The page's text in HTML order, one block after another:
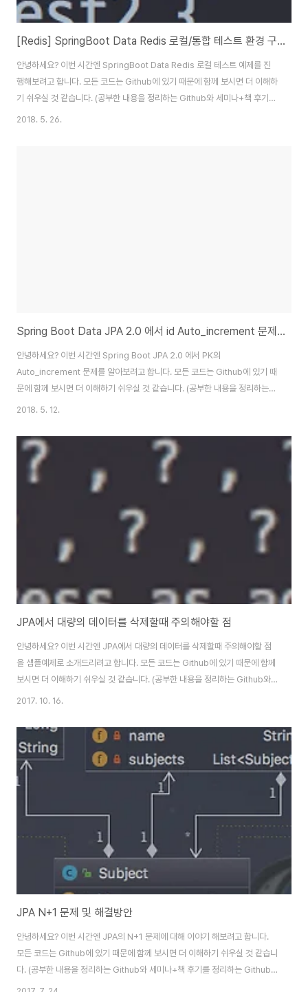
[Redis] SpringBoot Data Redis 로컬/통합 테스트 환경 구축하기
안녕하세요? 이번 시간엔 SpringBoot Data Redis 로컬 테스트 예제를 진
행해보려고 합니다. 모든 코드는 Github에 있기 때문에 함께 보시면 더 이해하
기 쉬우실 것 같습니다. (공부한 내용을 정리하는 Github와 세미나+책 후기를
정리하는 Github, 이 모든 내용을 담고 있는 블로그가 있습니다. ) 들어가며 회
2018. 5. 26.
Spring Boot Data JPA 2.0 에서 id Auto_increment 문제 해결
안녕하세요? 이번 시간엔 Spring Boot JPA 2.0 에서 PK의
Auto_increment 문제를 알아보려고 합니다. 모든 코드는 Github에 있기 때
문에 함께 보시면 더 이해하기 쉬우실 것 같습니다. (공부한 내용을 정리하는
Github와 세미나+책 후기를 정리하는 Github, 이 모든 내용을 담고 있는 블
행하게 되었습니다. 진행 도중 Spring Data Jpa의 @GeneratedValue가
기존과 다르게 작동하는걸 발견하게 되었습니다. 예를 들어 아래와 같이 1.5.x
에서 사용하던대로 엔티티 클래스를 생성했습니다.2.0에서도 기본 전략이
AUTO임을 확인하고 테스트 코드를 작성했는데요.이렇게 Memb..
2018. 5. 12.
JPA에서 대량의 데이터를 삭제할때 주의해야할 점
안녕하세요? 이번 시간엔 JPA에서 대량의 데이터를 삭제할때 주의해야할 점
을 샘플예제로 소개드리려고 합니다. 모든 코드는 Github에 있기 때문에 함께
보시면 더 이해하기 쉬우실 것 같습니다. (공부한 내용을 정리하는 Github와
세미나+책 후기를 정리하는 Github, 이 모든 내용을 담고 있는 블로그가 있습
트를 진행하는데 삭제 성능이 너무나 안나오는 것이였습니다. 단순 삭제에서
왜이렇게 성능이 안나오나 slow query를 확인해보는데 이상한 점을 발견하
였습니다. 이를 샘플예제로 소개드리겠습니다. 예제 샘플 코드 작성을 위해 다
음과 같은 의존성들을 사용할 예정입니다. Gradle을 사용할 예정이며, 테스트
2017. 10. 16.
JPA N+1 문제 및 해결방안
안녕하세요? 이번 시간엔 JPA의 N+1 문제에 대해 이야기 해보려고 합니다.
모든 코드는 Github에 있기 때문에 함께 보시면 더 이해하기 쉬우실 것 같습니
다. (공부한 내용을 정리하는 Github와 세미나+책 후기를 정리하는 Github,
이 모든 내용을 담고 있는 블로그가 있습니다. ) 본문 JPA를 사용하면 자주 만